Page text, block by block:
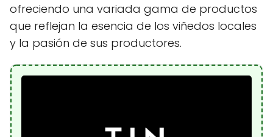
ofreciendo una variada gama de productos
que reflejan la esencia de los viñedos locales
y la pasión de sus productores.